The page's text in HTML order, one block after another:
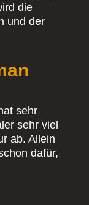
die
und der
sehr
sehr viel
ab. Allein
dafür,